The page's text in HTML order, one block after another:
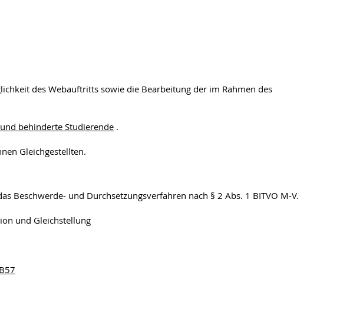
des Webauftritts sowie die Bearbeitung der im Rahmen des
behinderte Studierende .
Gleichgestellten.
Beschwerde- und Durchsetzungsverfahren nach § 2 Abs. 1 BITVO M-V.
und Gleichstellung